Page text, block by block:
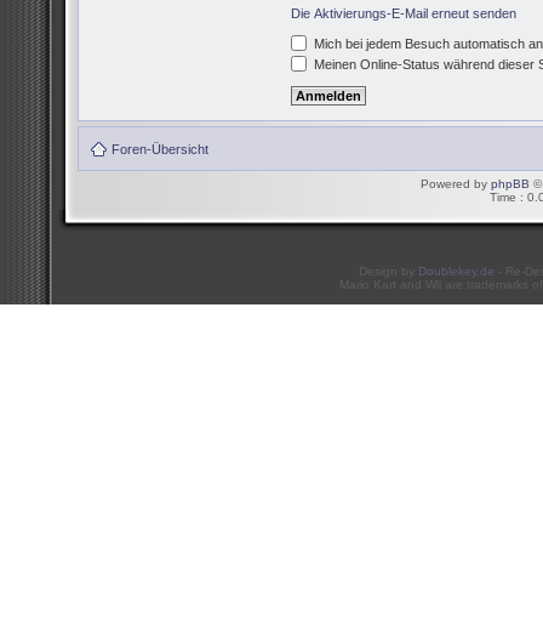
Die Aktivierungs-E-Mail erneut senden
Mich bei jedem Besuch automatisch
Meinen Online-Status während dieser
Foren-Übersicht
Powered by phpBB ©
Time :
Design by Doublekey.de - Re-
Mario Kart and Wii are trademarks